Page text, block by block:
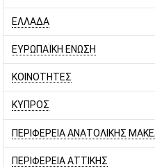
ΕΛΛΑΔΑ
ΕΥΡΩΠΑΪΚΗ ΕΝΩΣΗ
ΚΟΙΝΟΤΗΤΕΣ
ΚΥΠΡΟΣ
ΠΕΡΙΦΕΡΕΙΑ ΑΝΑΤΟΛΙΚΗΣ
ΠΕΡΙΦΕΡΕΙΑ ΑΤΤΙΚΗΣ